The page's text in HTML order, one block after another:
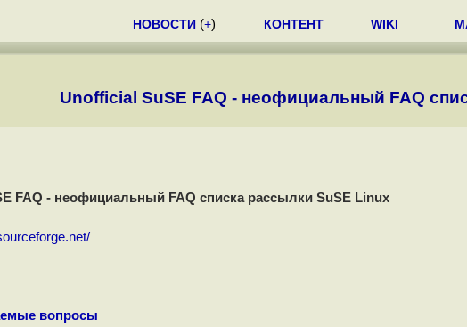
НОВОСТИ (+) КОНТЕНТ WIKI
Unofficial SuSE FAQ - неофициальный FAQ
FAQ - неофициальный FAQ списка рассылки SuSE Linux
вопросы